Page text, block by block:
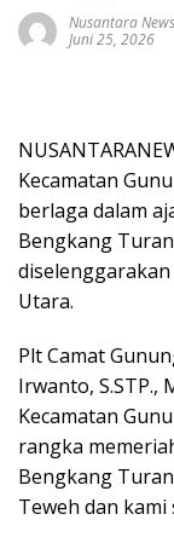
Nusantara News
Juni 25, 2026
Kecamatan
berlaga dalam
Bengkang
Utara.
Plt Camat
Irwanto, S.STP.,
Kecamatan
rangka
Bengkang
Teweh dan